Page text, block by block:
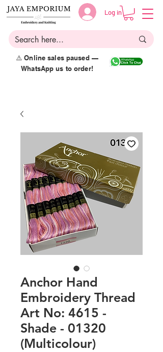
Log in
⚠️ Online sales paused —
WhatsApp us to order!
Anchor Hand
Embroidery Thread
Art No: 4615 -
Shade - 01320
(Multicolour)